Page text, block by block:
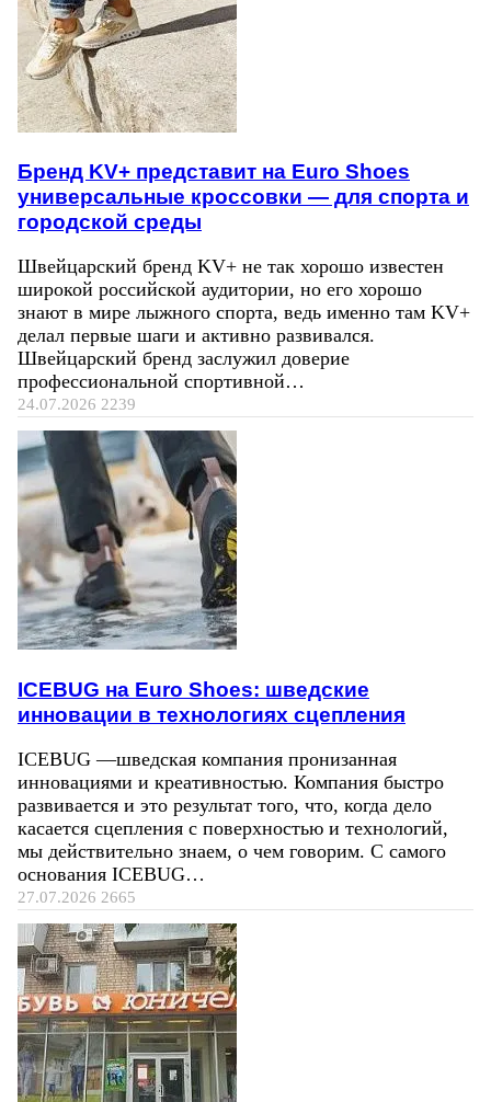
Бренд KV+ представит на Euro Shoes
универсальные кроссовки — для спорта и
городской среды
Швейцарский бренд KV+ не так хорошо известен
широкой российской аудитории, но его хорошо
знают в мире лыжного спорта, ведь именно там KV+
делал первые шаги и активно развивался.
Швейцарский бренд заслужил доверие
профессиональной спортивной…
24.07.2026 2239
ICEBUG на Euro Shoes: шведские
инновации в технологиях сцепления
ICEBUG —шведская компания пронизанная
инновациями и креативностью. Компания быстро
развивается и это результат того, что, когда дело
касается сцепления с поверхностью и технологий,
мы действительно знаем, о чем говорим. С самого
основания ICEBUG…
27.07.2026 2665